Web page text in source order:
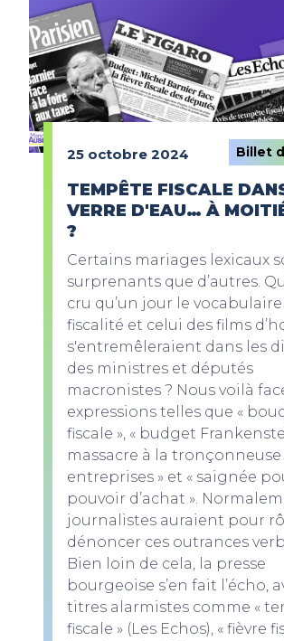
25 octobre 2024 Billet
TEMPÊTE FISCALE
VERRE D'EAU… À
?
Certains mariages lexicaux
surprenants que d’autres.
cru qu’un jour le vocabulaire
fiscalité et celui des films
s'entremêleraient dans les
des ministres et députés
macronistes ? Nous voilà
expressions telles que «
fiscale », « budget
massacre à la
entreprises » et « saignée
pouvoir d’achat ».
journalistes auraient pour
dénoncer ces outrances
Bien loin de cela, la presse
bourgeoise s’en fait l’écho,
titres alarmistes comme «
fiscale » (Les Echos), « fièvre